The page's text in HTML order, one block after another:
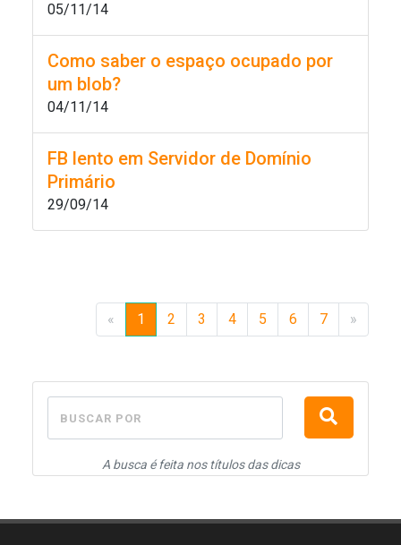
05/11/14
Como saber o espaço ocupado por
um blob?
04/11/14
FB lento em Servidor de Domínio
Primário
29/09/14
« 1 2 3 4 5 6 7 »
BUSCAR POR
A busca é feita nos títulos das dicas